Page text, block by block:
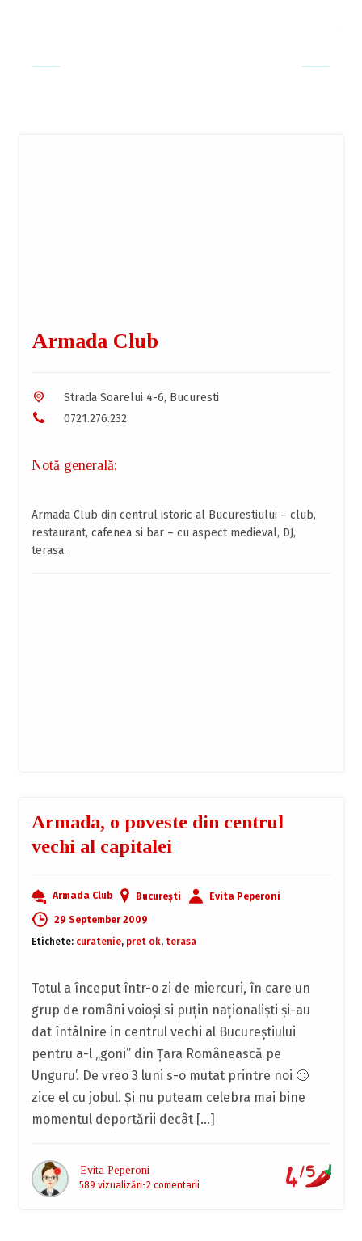
Armada Club
Strada Soarelui 4-6, Bucuresti
0721.276.232
Notă generală:
Armada Club din centrul istoric al Bucurestiului – club,
restaurant, cafenea si bar – cu aspect medieval, DJ,
terasa.
Armada, o poveste din centrul
vechi al capitalei
Armada Club București Evita Peperoni
29 September 2009
Etichete: curatenie, pret ok, terasa
Totul a început într-o zi de miercuri, în care un
grup de români voioşi si puţin naţionalişti şi-au
dat întâlnire in centrul vechi al Bucureştiului
pentru a-l „goni” din Ţara Românească pe
Unguru’. De vreo 3 luni s-o mutat printre noi 🙂
zice el cu jobul. Şi nu puteam celebra mai bine
momentul deportării decât […]
Evita Peperoni
589 vizualizări 2 comentarii